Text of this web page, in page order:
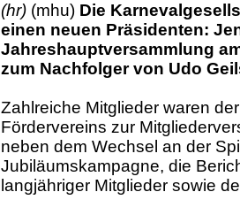
(hr) (mhu) Die
einen neuen Präsidenten:
Jahreshauptversammlung
zum Nachfolger von Udo
Zahlreiche Mitglieder waren
Fördervereins zur
neben dem Wechsel an der
Jubiläumskampagne, die
langjähriger Mitglieder sowie